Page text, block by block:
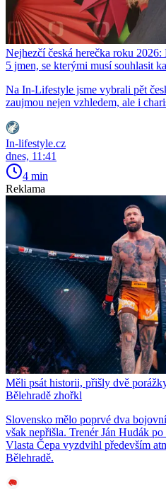
Nejhezčí česká herečka roku
5 jmen, se kterými musí souhlasit
Na In-Lifestyle jsme vybrali pět
zaujmou nejen vzhledem, ale i
In-lifestyle.cz
dnes, 11:41
4 min
Reklama
Měli psát historii, přišly dvě
Bělehradě zhořkl
Slovensko mělo poprvé dva
však nepřišla. Trenér Ján Hudák
Vlasta Čepa vyzdvihl především
Bělehradě.